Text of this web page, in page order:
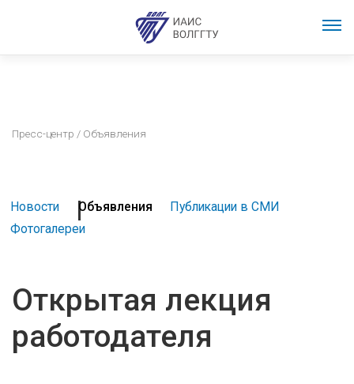
Пресс-центр / Объявления
Новости Объявления
Публикации в СМИ
Фотогалереи
Открытая лекция
работодателя